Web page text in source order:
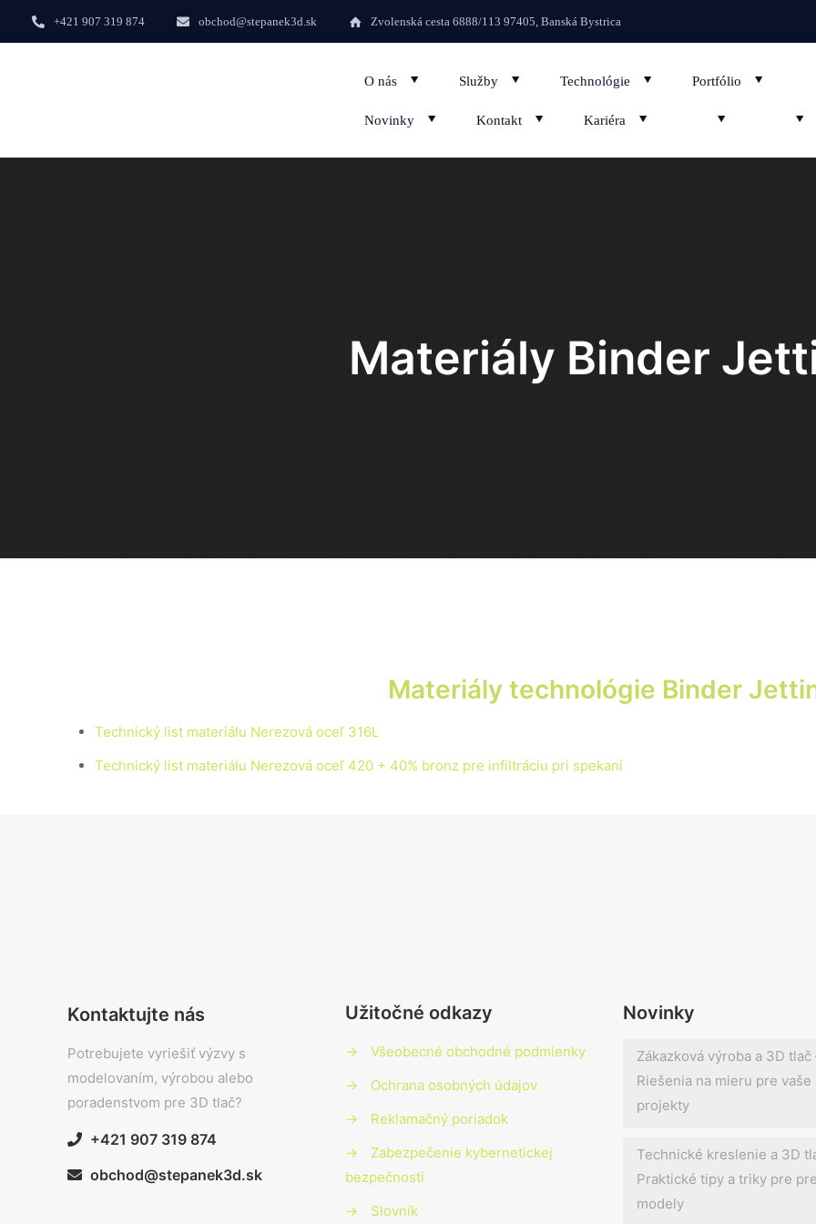
+421 907 319 874 obchod@stepanek3d.sk Zvolenská cesta 6888/113 97405, Banská Bystrica
O nás Služby Technológie Portfólio
Novinky Kontakt Kariéra
Materiály Binder
Materiály technológie Binder
Technický list materiálu Nerezová oceľ 316L
Technický list materiálu Nerezová oceľ 420 + 40% bronz pre infiltráciu pri spekaní
Kontaktujte nás
Potrebujete vyriešiť výzvy s
modelovaním, výrobou alebo
poradenstvom pre 3D tlač?
+421 907 319 874
obchod@stepanek3d.sk
Užitočné odkazy
→
Všeobecné obchodné podmienky
→
Ochrana osobných údajov
→
Reklamačný poriadok
→
Zabezpečenie kybernetickej
bezpečnosti
→
Slovník
Novinky
Zákazková výroba a 3D tlač
Riešenia na mieru pre vaše
projekty
Technické kreslenie a 3D
Praktické tipy a triky pre
modely